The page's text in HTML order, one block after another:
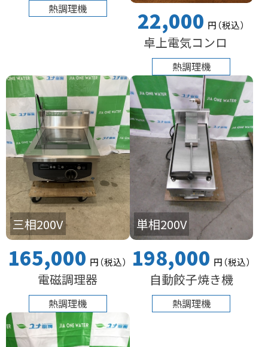
熱調理機 22,000 円（税込）
卓上電気コンロ
熱調理機
三相200V
165,000 円（税込）
電磁調理器
熱調理機
単相200V
198,000 円（税込）
自動餃子焼き機
熱調理機